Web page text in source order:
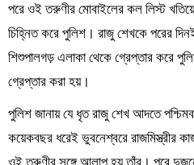
পরে ওই তরুণীর মোবাইলের কল লিস্ট
চিহ্নিত করে পুলিশ। রাজু শেখকে পরের
শিশুপালগড় এলাকা থেকে গ্রেপ্তার করে
গ্রেপ্তার করা হয়।
পুলিশ জানায় যে ধৃত রাজু শেখ আদতে
কয়েকবছর ধরেই ভুবনেশ্বরে রাজমিস্ত্রীর
ওই তরুণীর সঙ্গে আলাপ হয় তাঁর। পরে